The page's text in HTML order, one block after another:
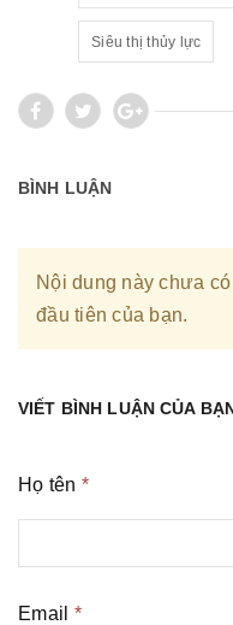
Siêu thị thủy lực
BÌNH LUẬN
Nội dung này chưa
đầu tiên của bạn.
VIẾT BÌNH LUẬN CỦA
Họ tên *
Email *